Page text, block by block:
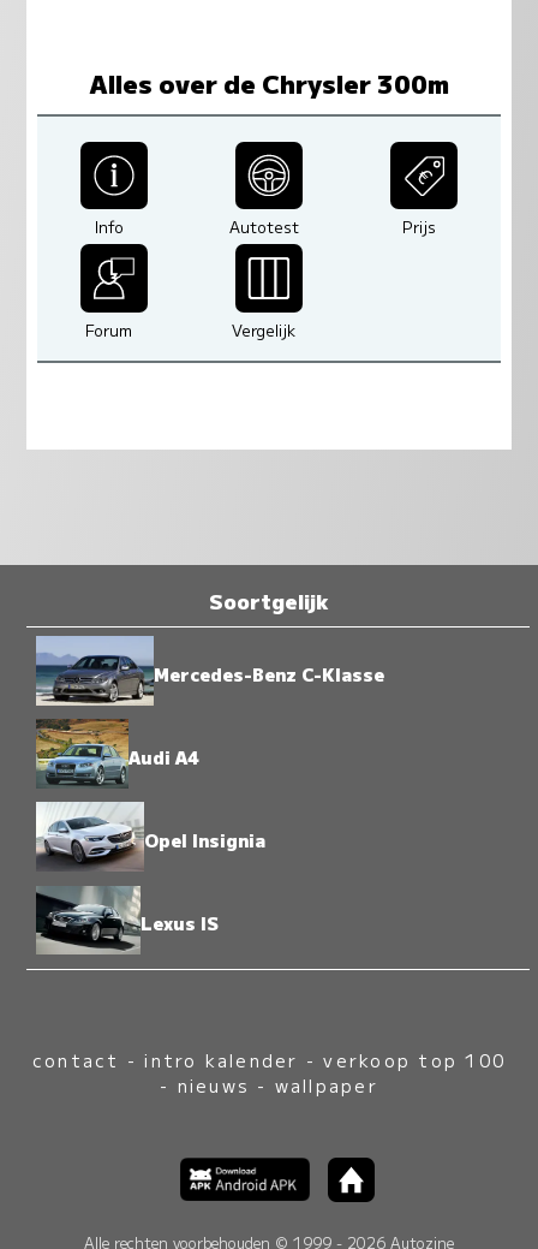
Alles over de Chrysler 300m
Info Autotest Prijs
Forum Vergelijk
Soortgelijk
Mercedes-Benz C-Klasse
Audi A4
Opel Insignia
Lexus IS
contact -intro kalender -verkoop top 100
- nieuws - wallpaper
Alle rechten voorbehouden © 1999 - 2026 Autozine